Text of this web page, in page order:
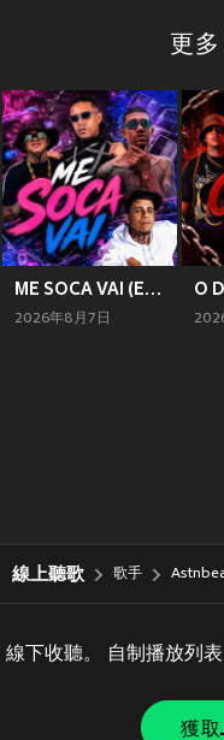
更
ME SOCA VAI (Explicit)
2026年8月7日
線上聽歌 歌手
線下收聽。 自制播放列
獲